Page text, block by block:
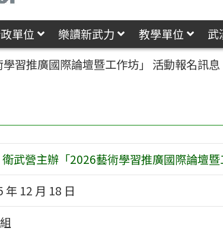
單位 樂讀新武力 教學單位 武
習推廣國際論壇暨工作坊」 活動報名訊息
武營主辦「2026藝術學習推廣國際論壇
年 12 月 18 日